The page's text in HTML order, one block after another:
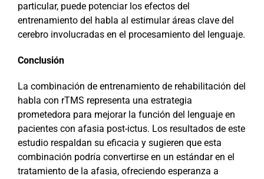
particular, puede potenciar los efectos del
entrenamiento del habla al estimular áreas clave del
cerebro involucradas en el procesamiento del lenguaje.
Conclusión
La combinación de entrenamiento de rehabilitación del
habla con rTMS representa una estrategia
prometedora para mejorar la función del lenguaje en
pacientes con afasia post-ictus. Los resultados de este
estudio respaldan su eficacia y sugieren que esta
combinación podría convertirse en un estándar en el
tratamiento de la afasia, ofreciendo esperanza a